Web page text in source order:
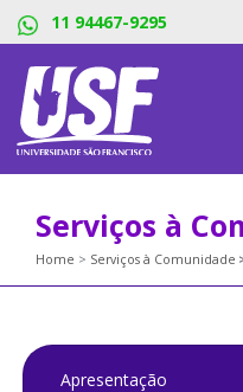
11 94467-9295
Serviços à
Home Serviços à Comunidade
Apresentação